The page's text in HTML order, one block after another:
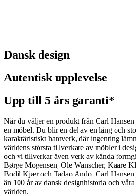
Dansk design
Autentisk upplevelse
Upp till 5 års garanti*
När du väljer en produkt från Carl
en möbel. Du blir en del av en lång och
karaktäristiskt hantverk, där ingenting
världens största tillverkare av möbler i
och vi tillverkar även verk av kända
Børge Mogensen, Ole Wanscher, Kaare
Bodil Kjær och Tadao Ando. Carl Hansen
än 100 år av dansk designhistoria och
världen.